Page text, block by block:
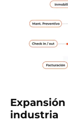
industria